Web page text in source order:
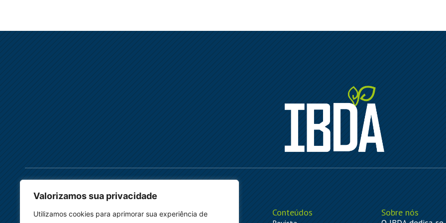
Valorizamos sua privacidade
Utilizamos cookies para aprimorar sua experiência de
Links Cursos Conteúdos Sobre nós